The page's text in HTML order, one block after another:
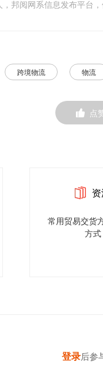
邦阅网系信息发布平台
跨境物流 物流
点
常用贸易交货
方式
登录后参
发